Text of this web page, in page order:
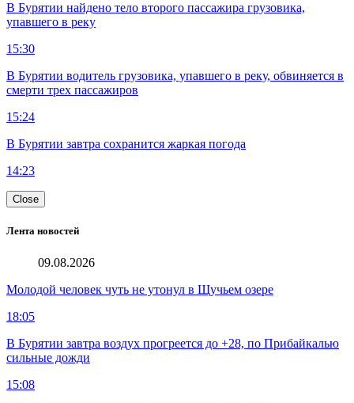
В Бурятии найдено тело второго пассажира грузовика,
упавшего в реку
15:30
В Бурятии водитель грузовика, упавшего в реку, обвиняется в
смерти трех пассажиров
15:24
В Бурятии завтра сохранится жаркая погода
14:23
Close
Лента новостей
09.08.2026
Молодой человек чуть не утонул в Щучьем озере
18:05
В Бурятии завтра воздух прогреется до +28, по Прибайкалью
сильные дожди
15:08